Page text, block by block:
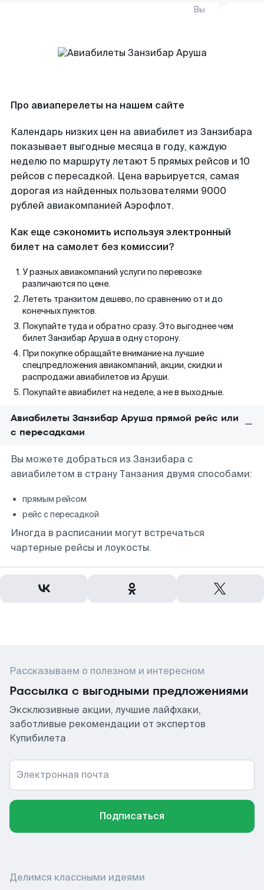
Вы
Про авиаперелеты на нашем сайте
Календарь низких цен на авиабилет из Занзибара
показывает выгодные месяца в году, каждую
неделю по маршруту летают 5 прямых рейсов и 10
рейсов с пересадкой. Цена варьируется, самая
дорогая из найденных пользователями 9000
рублей авиакомпанией Аэрофлот.
Как еще сэкономить используя электронный
билет на самолет без комиссии?
У разных авиакомпаний услуги по перевозке
различаются по цене.
Лететь транзитом дешево, по сравнению от и до
конечных пунктов.
Покупайте туда и обратно сразу. Это выгоднее чем
билет Занзибар Аруша в одну сторону.
При покупке обращайте внимание на лучшие
спецпредложения авиакомпаний, акции, скидки и
распродажи авиабилетов из Аруши.
Покупайте авиабилет на неделе, а не в выходные.
Авиабилеты Занзибар Аруша прямой рейс или
с пересадками
Вы можете добраться из Занзибара с
авиабилетом в страну Танзания двумя способами:
прямым рейсом
рейс с пересадкой
Иногда в расписании могут встречаться
чартерные рейсы и лоукосты.
Рассказываем о полезном и интересном
Рассылка с выгодными предложениями
Эксклюзивные акции, лучшие лайфхаки,
заботливые рекомендации от экспертов
Купибилета
Электронная почта
Подписаться
Делимся классными идеями